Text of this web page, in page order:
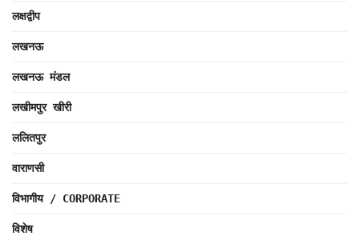
लक्षद्वीप
लखनऊ
लखनऊ मंडल
लखीमपुर खीरी
ललितपुर
वाराणसी
विभागीय / CORPORATE
विशेष